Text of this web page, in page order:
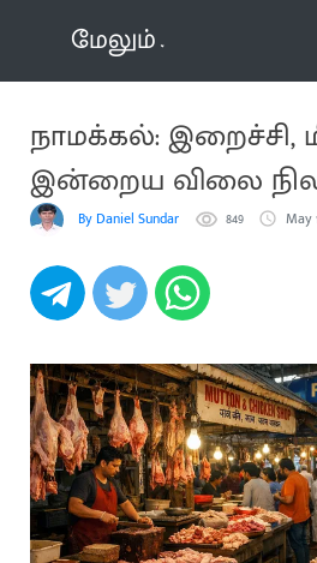
மேலும்
நாமக்கல்:
இன்றைய விலை
By Daniel Sundar 849 May